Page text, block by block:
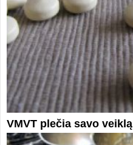
VMVT plečia savo veiklą